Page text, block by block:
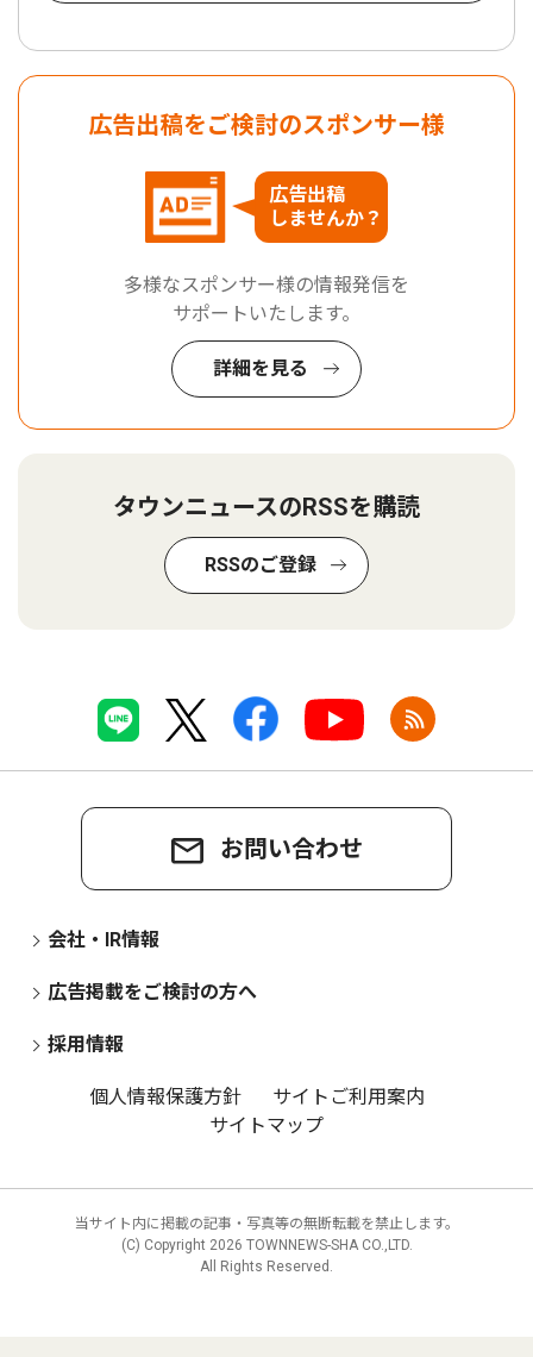
広告出稿をご検討のスポンサー様
広告出稿
しませんか？
多様なスポンサー様の情報発信を
サポートいたします。
詳細を見る
タウンニュースのRSSを購読
RSSのご登録
お問い合わせ
会社・IR情報
広告掲載をご検討の方へ
採用情報
個人情報保護方針
サイトご利用案内
サイトマップ
当サイト内に掲載の記事・写真等の無断転載を禁止します。
(C) Copyright 2026 TOWNNEWS-SHA CO.,LTD.
All Rights Reserved.